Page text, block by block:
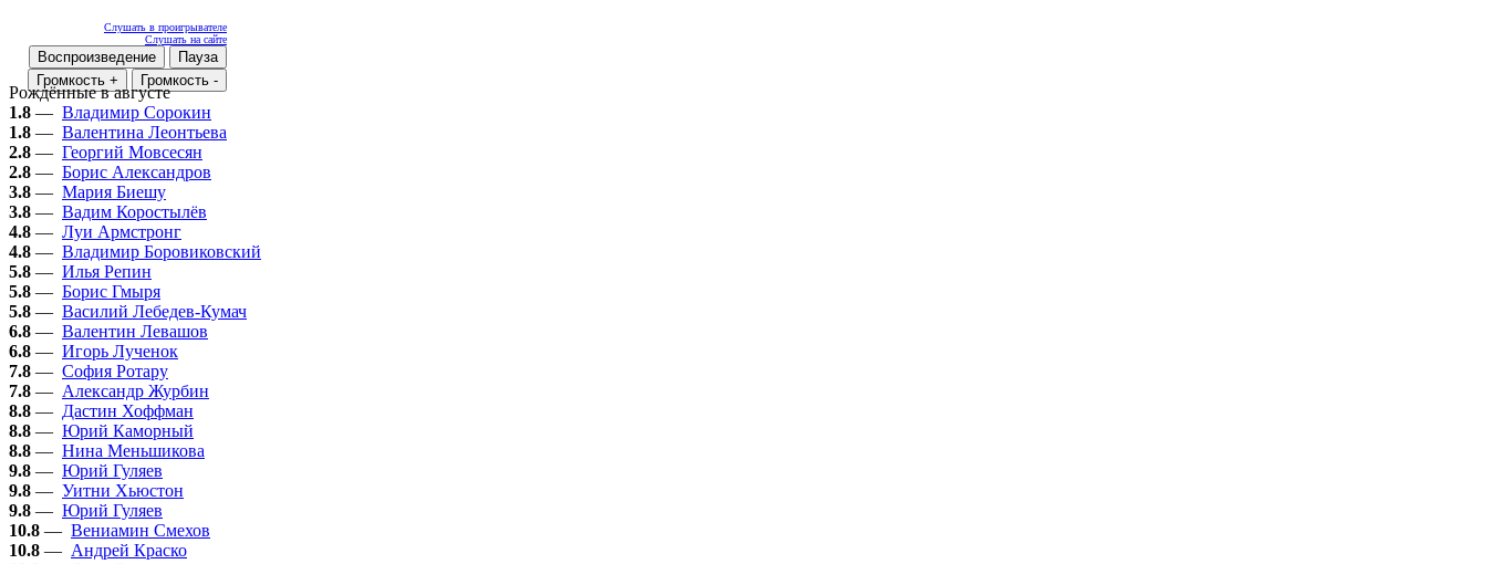
Слушать в проигрывателе
Слушать на сайте
Воспроизведение
Пауза
Громкость +
Громкость -
Рождённые в августе
1.8 — Владимир Сорокин
1.8 — Валентина Леонтьева
2.8 — Георгий Мовсесян
2.8 — Борис Александров
3.8 — Мария Биешу
3.8 — Вадим Коростылёв
4.8 — Луи Армстронг
4.8 — Владимир Боровиковский
5.8 — Илья Репин
5.8 — Борис Гмыря
5.8 — Василий Лебедев-Кумач
6.8 — Валентин Левашов
6.8 — Игорь Лученок
7.8 — София Ротару
7.8 — Александр Журбин
8.8 — Дастин Хоффман
8.8 — Юрий Каморный
8.8 — Нина Меньшикова
9.8 — Юрий Гуляев
9.8 — Уитни Хьюстон
9.8 — Юрий Гуляев
10.8 — Вениамин Смехов
10.8 — Андрей Краско